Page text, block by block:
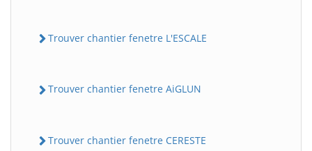
Trouver chantier fenetre L'ESCALE
Trouver chantier fenetre AiGLUN
Trouver chantier fenetre CERESTE